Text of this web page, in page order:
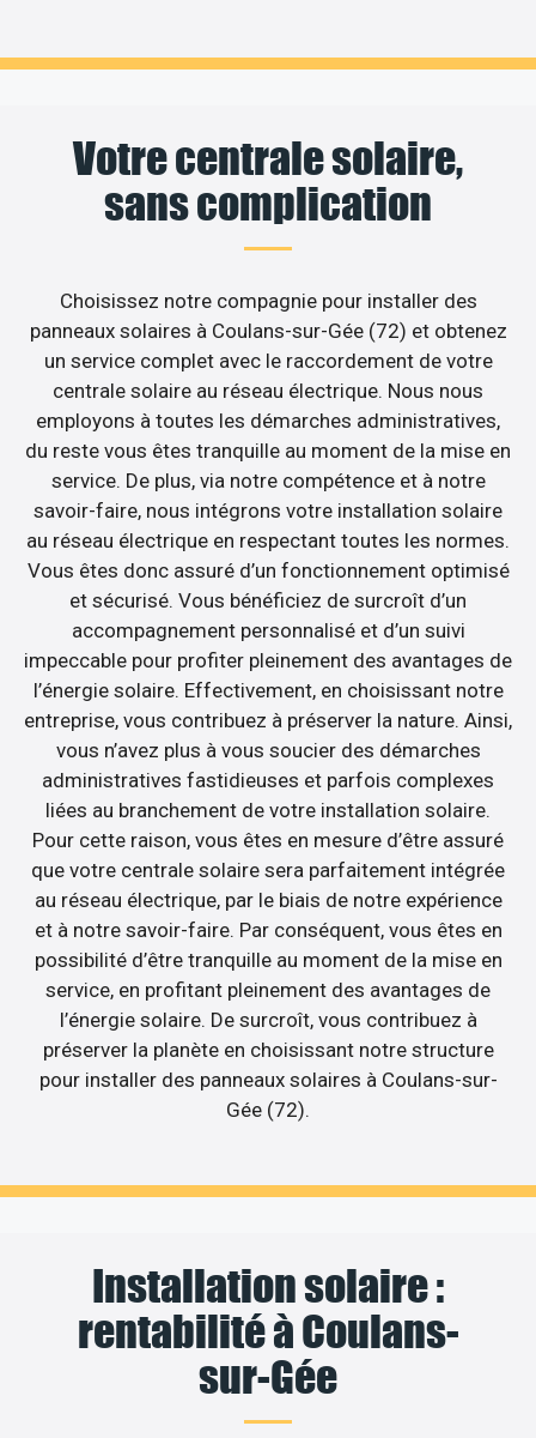
Votre centrale solaire,
sans complication
Choisissez notre compagnie pour installer des
panneaux solaires à Coulans-sur-Gée (72) et obtenez
un service complet avec le raccordement de votre
centrale solaire au réseau électrique. Nous nous
employons à toutes les démarches administratives,
du reste vous êtes tranquille au moment de la mise en
service. De plus, via notre compétence et à notre
savoir-faire, nous intégrons votre installation solaire
au réseau électrique en respectant toutes les normes.
Vous êtes donc assuré d’un fonctionnement optimisé
et sécurisé. Vous bénéficiez de surcroît d’un
accompagnement personnalisé et d’un suivi
impeccable pour profiter pleinement des avantages de
l’énergie solaire. Effectivement, en choisissant notre
entreprise, vous contribuez à préserver la nature. Ainsi,
vous n’avez plus à vous soucier des démarches
administratives fastidieuses et parfois complexes
liées au branchement de votre installation solaire.
Pour cette raison, vous êtes en mesure d’être assuré
que votre centrale solaire sera parfaitement intégrée
au réseau électrique, par le biais de notre expérience
et à notre savoir-faire. Par conséquent, vous êtes en
possibilité d’être tranquille au moment de la mise en
service, en profitant pleinement des avantages de
l’énergie solaire. De surcroît, vous contribuez à
préserver la planète en choisissant notre structure
pour installer des panneaux solaires à Coulans-sur-
Gée (72).
Installation solaire :
rentabilité à Coulans-
sur-Gée